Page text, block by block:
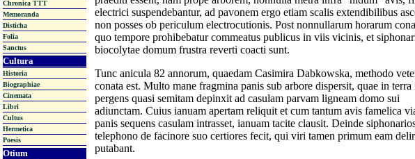
Chronica TTT
Memoranda
Disticha
Folia
Sanctus
Cultura
Historia
Biographiae
Cinemata
Libri
Cultus
Hermetica
Poesis
Otium
electrici suspendebantur, ad pavonem ergo etiam scalis extendibilibus
non posses ob periculum electrocutionis. Post nonnullarum horarum
quo tempore prohibebatur commeatus publicus in viis vicinis, et
biocolytae domum frustra reverti coacti sunt.
Tunc anicula 82 annorum, quaedam Casimira Dabkowska, methodo
conata est. Multo mane fragmina panis sub arbore dispersit, quae in terra
pergens quasi semitam depinxit ad casulam parvam ligneam domo sui
adiunctam. Cuius ianuam apertam reliquit et cum tantum avis famelica
panis sequens casulam intrasset, ianuam tacite clausit. Deinde
telephono de facinore suo certiores fecit, qui viri tamen primum eam
putabant.